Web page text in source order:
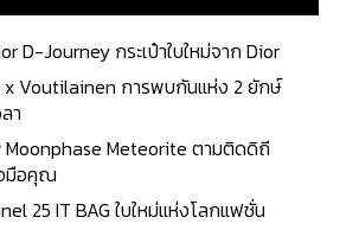
D-Journey กระเป๋าใบใหม่จาก Dior
Voutilainen การพบกันแห่ง 2 ยักษ์
า
Meteorite ตามติดดิถี
มือคุณ
25 IT BAG ใบใหม่แห่งโลกแฟชั่น